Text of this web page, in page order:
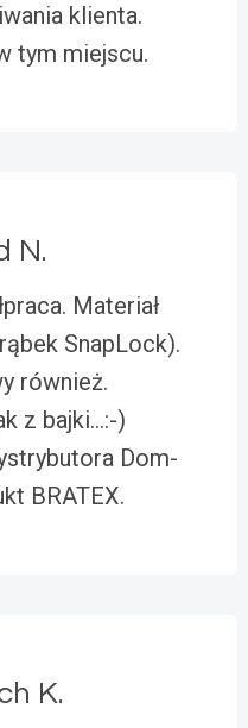
klienta.
tym miejscu.
N.
Materiał
SnapLock).
również.
z bajki…:-)
Dom-
BRATEX.
K.